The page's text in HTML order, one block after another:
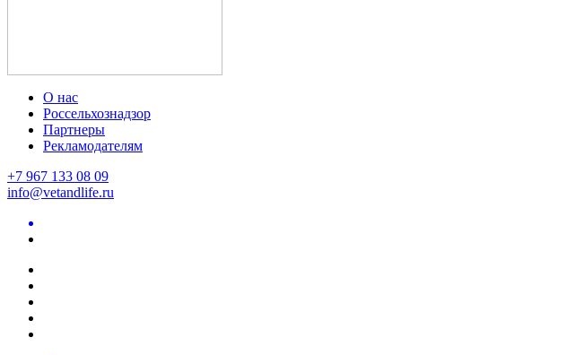
О нас
Россельхознадзор
Партнеры
Рекламодателям
+7 967 133 08 09
info@vetandlife.ru